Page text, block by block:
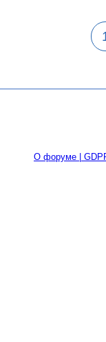
О форуме |